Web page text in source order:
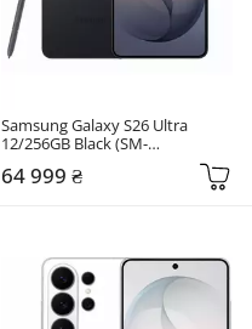
Samsung Galaxy S26 Ultra
12/256GB Black (SM-
64 999 ₴